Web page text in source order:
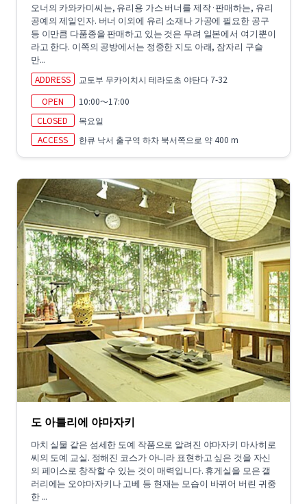
오너의 카와카미씨는, 유리용 가스 버너를 제작·판매하는, 유리
공예의 제일인자. 버너 이외에 유리 소재나 가공에 필요한 공구
등 이만큼 다품종을 판매하고 있는 것은 무려 일본에서 여기뿐이
라고 한다. 이쪽의 공방에서는 정중한 지도 아래, 잠자리 구슬
만...
ADDRESS
교토부 무카이치시 테라도초 야탄다 7-32
OPEN
10:00～17:00
CLOSED
목요일
ACCESS
한큐 낙서 출구역 하차 북서쪽으로 약 400 m
도 아틀리에 야마자키
마치 실물 같은 섬세한 도예 작품으로 알려진 야마자키 마사히로
씨의 도예 교실. 정해진 코스가 아니라 표현하고 싶은 것을 자신
의 페이스로 창작할 수 있는 것이 매력입니다. 휴게실을 모은 갤
러리에는 오야마자키나 고베 등 현재는 모습이 바뀌어 버린 귀중
한 ...